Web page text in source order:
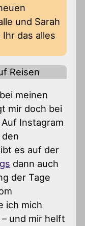
und Sarah
das alles
Reisen
meinen
mir doch bei
Auf Instagram
es auf der
dann auch
der Tage
ich mich
– und mir helft